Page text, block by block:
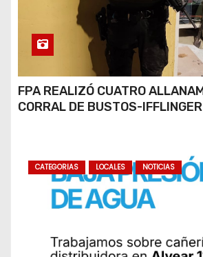
FPA REALIZÓ CUATRO
CORRAL DE BUSTOS-IFFLINGER
CATEGORIAS LOCALES NOTICIAS